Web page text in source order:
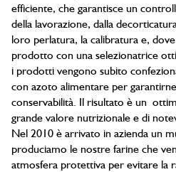
efficiente, che garantisce un
della lavorazione, dalla
loro perlatura, la calibratura e,
prodotto con una selezionatrice
i prodotti vengono subito
con azoto alimentare per
conservabilità. Il risultato è un
grande valore nutrizionale e di
Nel 2010 è arrivato in azienda un
produciamo le nostre farine che
atmosfera protettiva per evitare la